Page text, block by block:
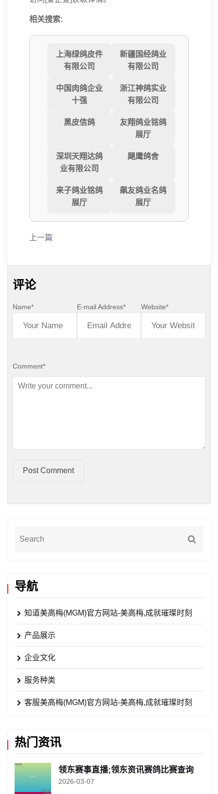
相关搜索:
上海绿鸽皮件
有限公司
新疆国经鸽业
有限公司
中国肉鸽企业
十强
浙江神鸽实业
有限公司
黑皮信鸽
友翔鸽业铭鸽
展厅
深圳天翔达鸽
业有限公司
飓鹰鸽舍
来子鸽业铭鸽
展厅
飙友鸽业名鸽
展厅
上一篇
评论
Name* E-mail Address* Website*
Comment*
Post Comment
导航
知道美高梅(MGM)官方网站-美高梅,成就璀璨时刻
产品展示
企业文化
服务种类
客服美高梅(MGM)官方网站-美高梅,成就璀璨时刻
热门资讯
领东赛事直播;领东资讯赛鸽比赛查询
2026-03-07